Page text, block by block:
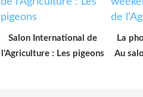
Salon International de
l'Agriculture : Les pigeons
La
Au